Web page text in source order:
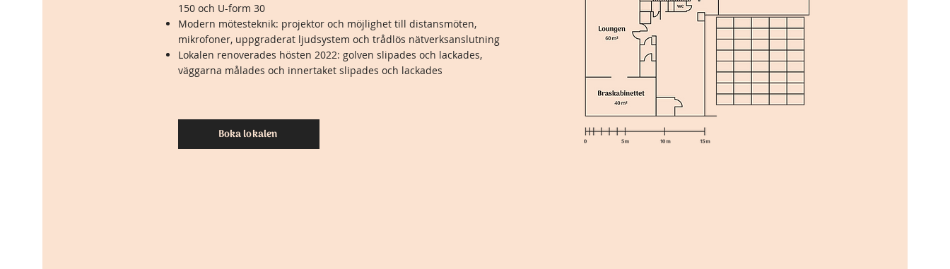
150 och U-form 30
Modern mötesteknik: projektor och möjlighet till distansmöten,
mikrofoner, uppgraderat ljudsystem och trådlös nätverksanslutning
Lokalen renoverades hösten 2022: golven slipades och lackades,
väggarna målades och innertaket slipades och lackades
Boka lokalen